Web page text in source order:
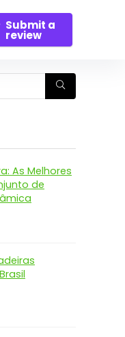
Submit a
review
As Melhores
de